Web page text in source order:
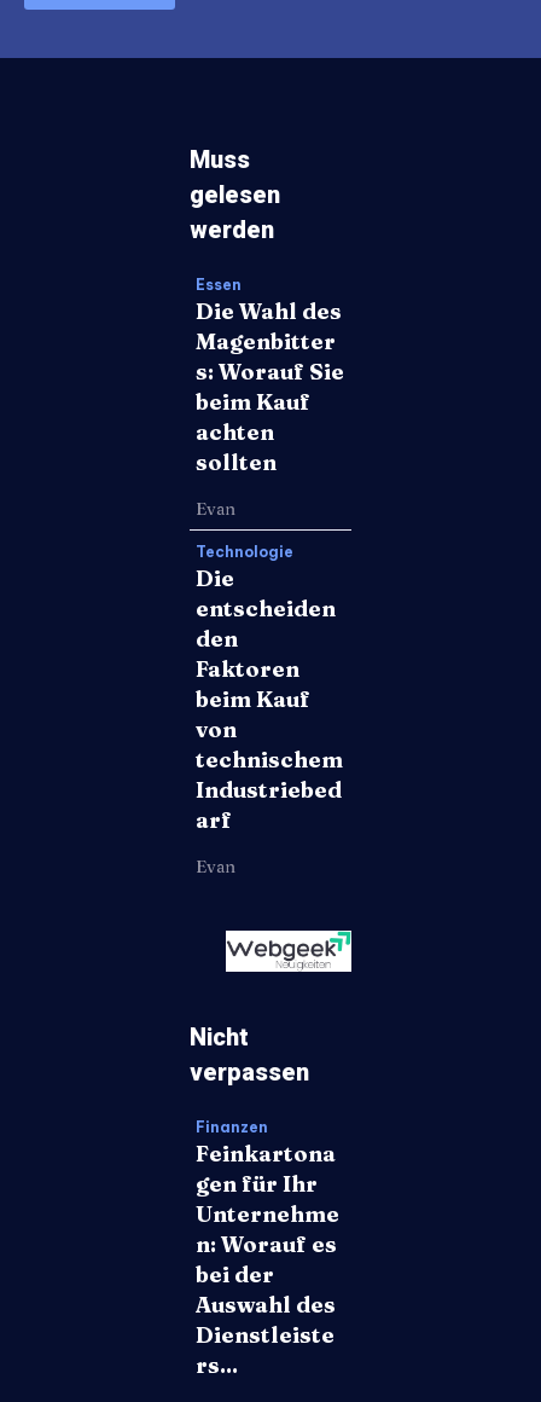
Muss
gelesen
werden
Essen
Die Wahl des
Magenbitter
s: Worauf Sie
beim Kauf
achten
sollten
Evan
Technologie
Die
entscheiden
den
Faktoren
beim Kauf
von
technischem
Industriebed
arf
Evan
Nicht
verpassen
Finanzen
Feinkartona
gen für Ihr
Unternehme
n: Worauf es
bei der
Auswahl des
Dienstleiste
rs...